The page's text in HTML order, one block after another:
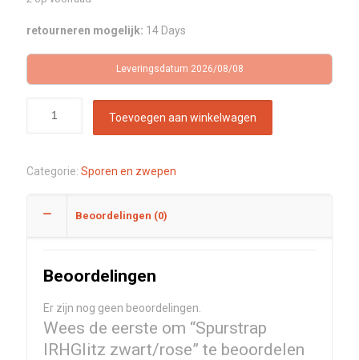
retourneren mogelijk: 14 Days
Leveringsdatum 2026/08/08
Toevoegen aan winkelwagen
Categorie: Sporen en zwepen
Beoordelingen (0)
Beoordelingen
Er zijn nog geen beoordelingen.
Wees de eerste om “Spurstrap
IRHGlitz zwart/rose” te beoordelen